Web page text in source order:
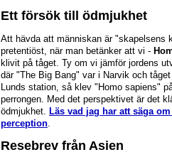
Ett försök till ödmjukhet
Att hävda att människan är "skapelsens
pretentiöst, när man betänker att vi -
klivit på tåget. Ty om vi jämför jordens
där "The Big Bang" var i Narvik och
Lunds station, så klev "Homo sapiens"
perrongen. Med det perspektivet är det
ödmjukhet. Läs vad jag har att säga
perception
Resebrev från Asien